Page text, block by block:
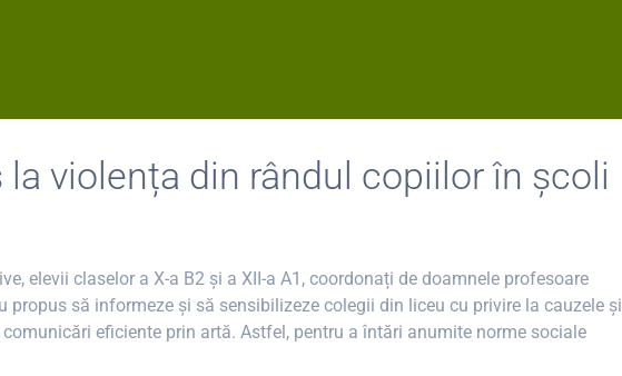
la violența din rândul copiilor în școli
elevii claselor a X-a B2 și a XII-a A1, coordonați de doamnele profesoare
propus să informeze și să sensibilizeze colegii din liceu cu privire la cauzele și
eficiente prin artă. Astfel, pentru a întări anumite norme sociale